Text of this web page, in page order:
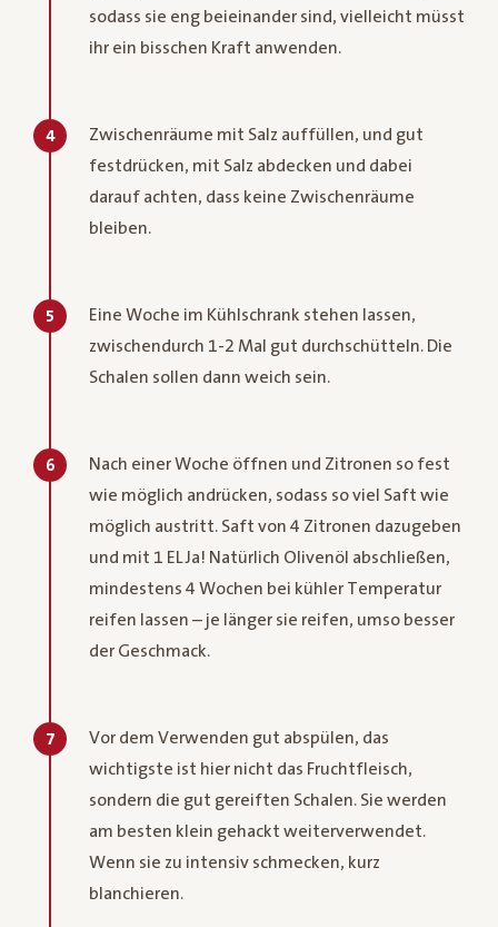
sodass sie eng beieinander sind, vielleicht müsst
ihr ein bisschen Kraft anwenden.
4
Zwischenräume mit Salz auffüllen, und gut
festdrücken, mit Salz abdecken und dabei
darauf achten, dass keine Zwischenräume
bleiben.
5
Eine Woche im Kühlschrank stehen lassen,
zwischendurch 1-2 Mal gut durchschütteln. Die
Schalen sollen dann weich sein.
6
Nach einer Woche öffnen und Zitronen so fest
wie möglich andrücken, sodass so viel Saft wie
möglich austritt. Saft von 4 Zitronen dazugeben
und mit 1 EL Ja! Natürlich Olivenöl abschließen,
mindestens 4 Wochen bei kühler Temperatur
reifen lassen – je länger sie reifen, umso besser
der Geschmack.
7
Vor dem Verwenden gut abspülen, das
wichtigste ist hier nicht das Fruchtfleisch,
sondern die gut gereiften Schalen. Sie werden
am besten klein gehackt weiterverwendet.
Wenn sie zu intensiv schmecken, kurz
blanchieren.